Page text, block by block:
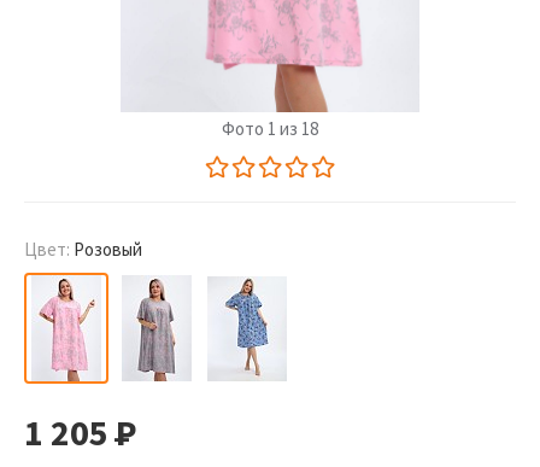
Фото 1 из 18
Цвет: Розовый
1 205Р